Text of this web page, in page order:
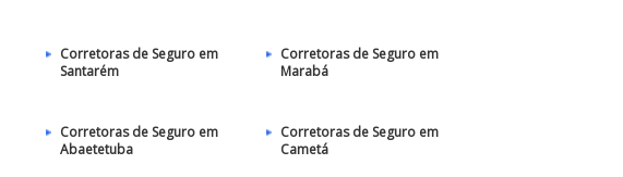
Corretoras de Seguro em
Santarém
Corretoras de Seguro em
Marabá
Corretoras de Seguro em
Abaetetuba
Corretoras de Seguro em
Cametá